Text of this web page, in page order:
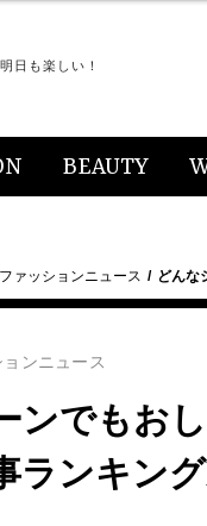
日も楽しい！
BEAUTY
ファッションニュース どんな
ンニュース
ンでもお
ランキング